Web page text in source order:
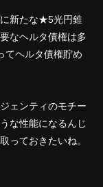
新たな★5光円錐
なヘルタ債権は多
てヘルタ債権貯め
ェンティのモチー
な性能になるんじ
っておきたいね。